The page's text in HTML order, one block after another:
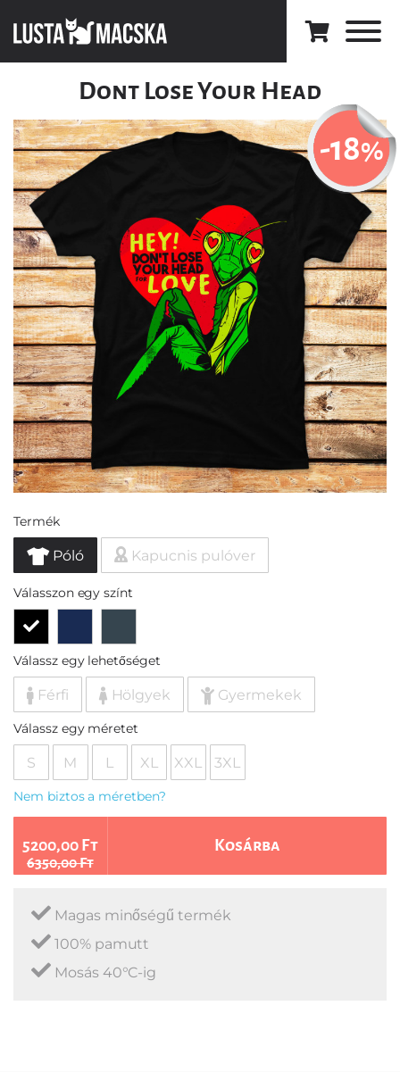
Dont Lose Your Head
-18%
Termék
Póló Kapucnis pulóver
Válasszon egy színt
Válassz egy lehetőséget
Férfi Hölgyek Gyermekek
Válassz egy méretet
S M L XL XXL 3XL
Nem biztos a méretben?
5200,00 Ft
6350,00 Ft
Kosárba
Magas minőségű termék
100% pamutt
Mosás 40°C-ig